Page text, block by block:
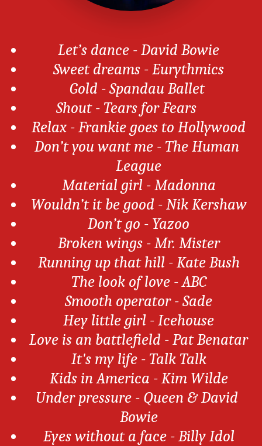
Let’s dance - David Bowie
Sweet dreams - Eurythmics
Gold - Spandau Ballet
Shout - Tears for Fears
Relax - Frankie goes to Hollywood
Don’t you want me - The Human
League
Material girl - Madonna
Wouldn’t it be good - Nik Kershaw
Don’t go - Yazoo
Broken wings - Mr. Mister
Running up that hill - Kate Bush
The look of love - ABC
Smooth operator - Sade
Hey little girl - Icehouse
Love is an battlefield - Pat Benatar
It's my life - Talk Talk
Kids in America - Kim Wilde
Under pressure - Queen & David
Bowie
Eyes without a face - Billy Idol